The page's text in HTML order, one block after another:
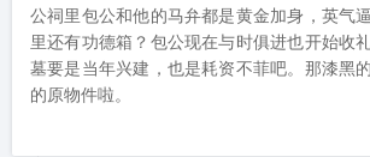
公祠里包公和他的马弁都是黄金加身，英气
里还有功德箱？包公现在与时俱进也开始收
墓要是当年兴建，也是耗资不菲吧。那漆黑
的原物件啦。